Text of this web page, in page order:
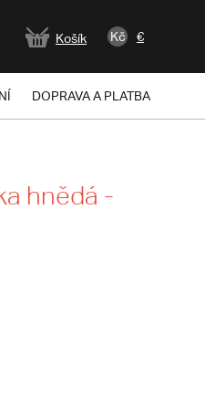
Košík Kč €
DOPRAVA A PLATBA
hnědá -